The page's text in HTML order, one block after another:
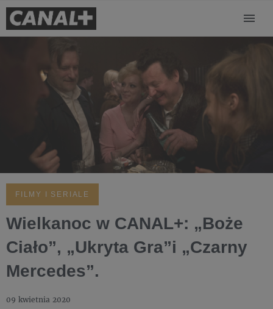
FILMY I SERIALE
Wielkanoc w CANAL+: „Boże
Ciało”, „Ukryta Gra”i „Czarny
Mercedes”.
09 kwietnia 2020